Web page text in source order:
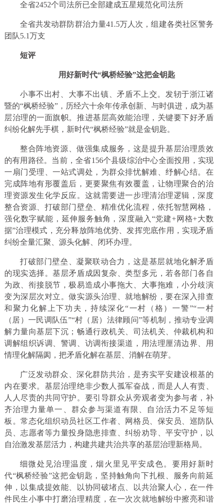
全省2452个司法所已全部建成五星规范化司法所
全省共发动群防群治力量41.5万人次，组建各类社区警务
团队5.1万支
短评
用好新时代“枫桥经验”这把金钥匙
小事不出村、大事不出镇、矛盾不上交。发轫于浙江诸
暨的“枫桥经验”，历经六十余年传承创新、与时俱进，成为基
层治理的一面旗帜。推进基层高效能治理，关键要下好矛盾
纠纷化解先手棋，新时代“枫桥经验”就是金钥匙。
整合阵地资源、做强集成服务，这是提升基层治理质效
的有用路径。当前，全省156个县级综治中心全面投用，实现
一扇门受理、一站式调处，为群众排忧解难、纾解心结。在
完成阵地有形覆盖后，更要聚焦有效覆盖，让物理聚合的治
理资源发生化学反应。这就需要进一步理清治理逻辑，深度
整合资源、打破部门壁垒、精准优化流程，依托智慧网格，
强化数字赋能，延伸服务触角，深度融入“党建+网格+大数
据”治理模式，充分释放阵地优势、发挥兜底作用，实现矛盾
纠纷全量汇聚、源头化解、闭环办理。
打破部门壁垒、凝聚联动合力，这是基层就地化解矛盾
的现实选择。基层矛盾成因复杂、类型多元，若各部门各自
为政、衔接脱节，极易造成小事拖大、大事拖难，小分歧演
变为深层次对立。做实源头治理、就地解纷，要在深入排查
和聚力化解上下功夫，持续深化“一村（格）一警”“一村
（居）一民调队伍”“村（居）法律顾问”等机制，推动专业调
解力量向基层下沉；畅通行政机关、司法机关、仲裁机构和
调解组织诉调、警调、访调衔接渠道，用法理厘清边界、用
情理化解隔阂，把矛盾化解在基层、消解在萌芽。
广泛发动群众、深化群防共治，是夯实平安建设根基的
内在要求。基层治理绝非少数人孤军奋战，而是人人有责、
人人尽责的共同守护。要引导群众从旁观者变为参与者，补
齐治理力量单一、群众参与渠道有限、自治活力不足等短
板。常态化组织动员社区工作者、网格员、保安员、巡防队
员、志愿者等力量投身隐患排查、纠纷劝导、平安守护，以
自治激发基层活力，构建共建共治共享的基层治理新格局。
细微处见治理温度，烟火里见平安成色。要用好新时
代“枫桥经验”这把金钥匙，坚持触角向下扎根、服务向前延
伸，以集成提效能、以协同破堵点、以共治聚人心，在一件
件民生小事中打磨治理精度，在一次次就地解纷中擦亮和谐